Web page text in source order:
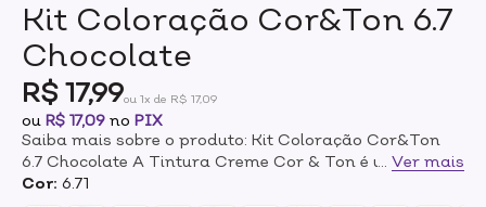
Kit Coloração Cor&Ton 6.7
Chocolate
R$ 17,99ou 1x de R$ 17,09
ou R$ 17,09 no PIX
Saiba mais sobre o produto: Kit Coloração Cor&Ton
6.7 Chocolate A Tintura Creme Cor & Ton é uma
coloração permanente com fórmula de altíssima
Ver mais
Cor: 6.71